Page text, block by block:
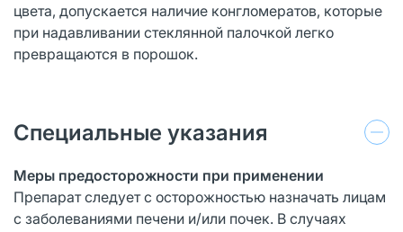
цвета, допускается наличие конгломератов, которые
при надавливании стеклянной палочкой легко
превращаются в порошок.
Специальные указания
Меры предосторожности при применении
Препарат следует с осторожностью назначать лицам
с заболеваниями печени и/или почек. В случаях